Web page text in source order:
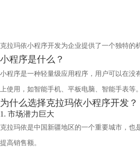
克拉玛依小程序开发为企业提供了一个独特
小程序是什么？
小程序是一种轻量级应用程序，用户可以在
上使用，如智能手机、平板电脑、智能手表等。
为什么选择克拉玛依小程序开发？
1. 市场潜力巨大
克拉玛依是中国新疆地区的一个重要城市，
提高销售额。